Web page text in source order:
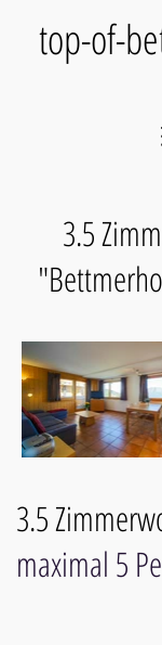
top-of-
3.5
3.5
maximal 5